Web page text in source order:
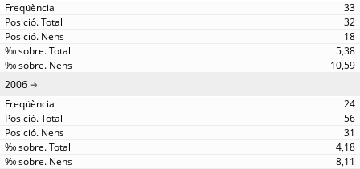
33
32
18
5,38
10,59
2006
24
56
31
4,18
8,11